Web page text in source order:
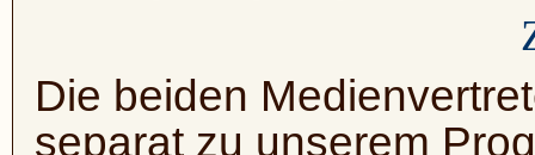
Die beiden
separat zu unserem